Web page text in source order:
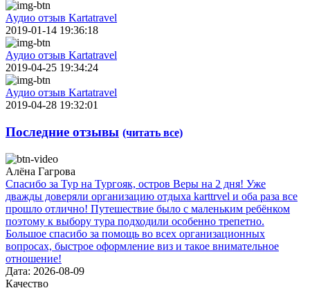
Аудио отзыв Kartatravel
2019-01-14 19:36:18
Аудио отзыв Kartatravel
2019-04-25 19:34:24
Аудио отзыв Kartatravel
2019-04-28 19:32:01
Последние отзывы (читать все)
Алёна Гагрова
Спасибо за Тур на Тургояк, остров Веры на 2 дня! Уже
дважды доверяли организацию отдыха karttrvel и оба раза все
прошло отлично! Путешествие было с маленьким ребёнком
поэтому к выбору тура подходили особенно трепетно.
Большое спасибо за помощь во всех организационных
вопросах, быстрое оформление виз и такое внимательное
отношение!
Дата: 2026-08-09
Качество